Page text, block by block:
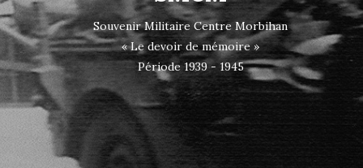
Souvenir Militaire Centre Morbihan
« Le devoir de mémoire »
Période 1939 - 1945